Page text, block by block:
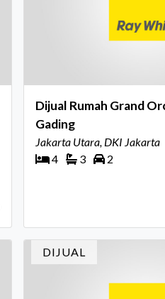
Dijual Rumah Grand
Gading
Jakarta Utara, DKI Jakarta
4
3 2
DIJUAL